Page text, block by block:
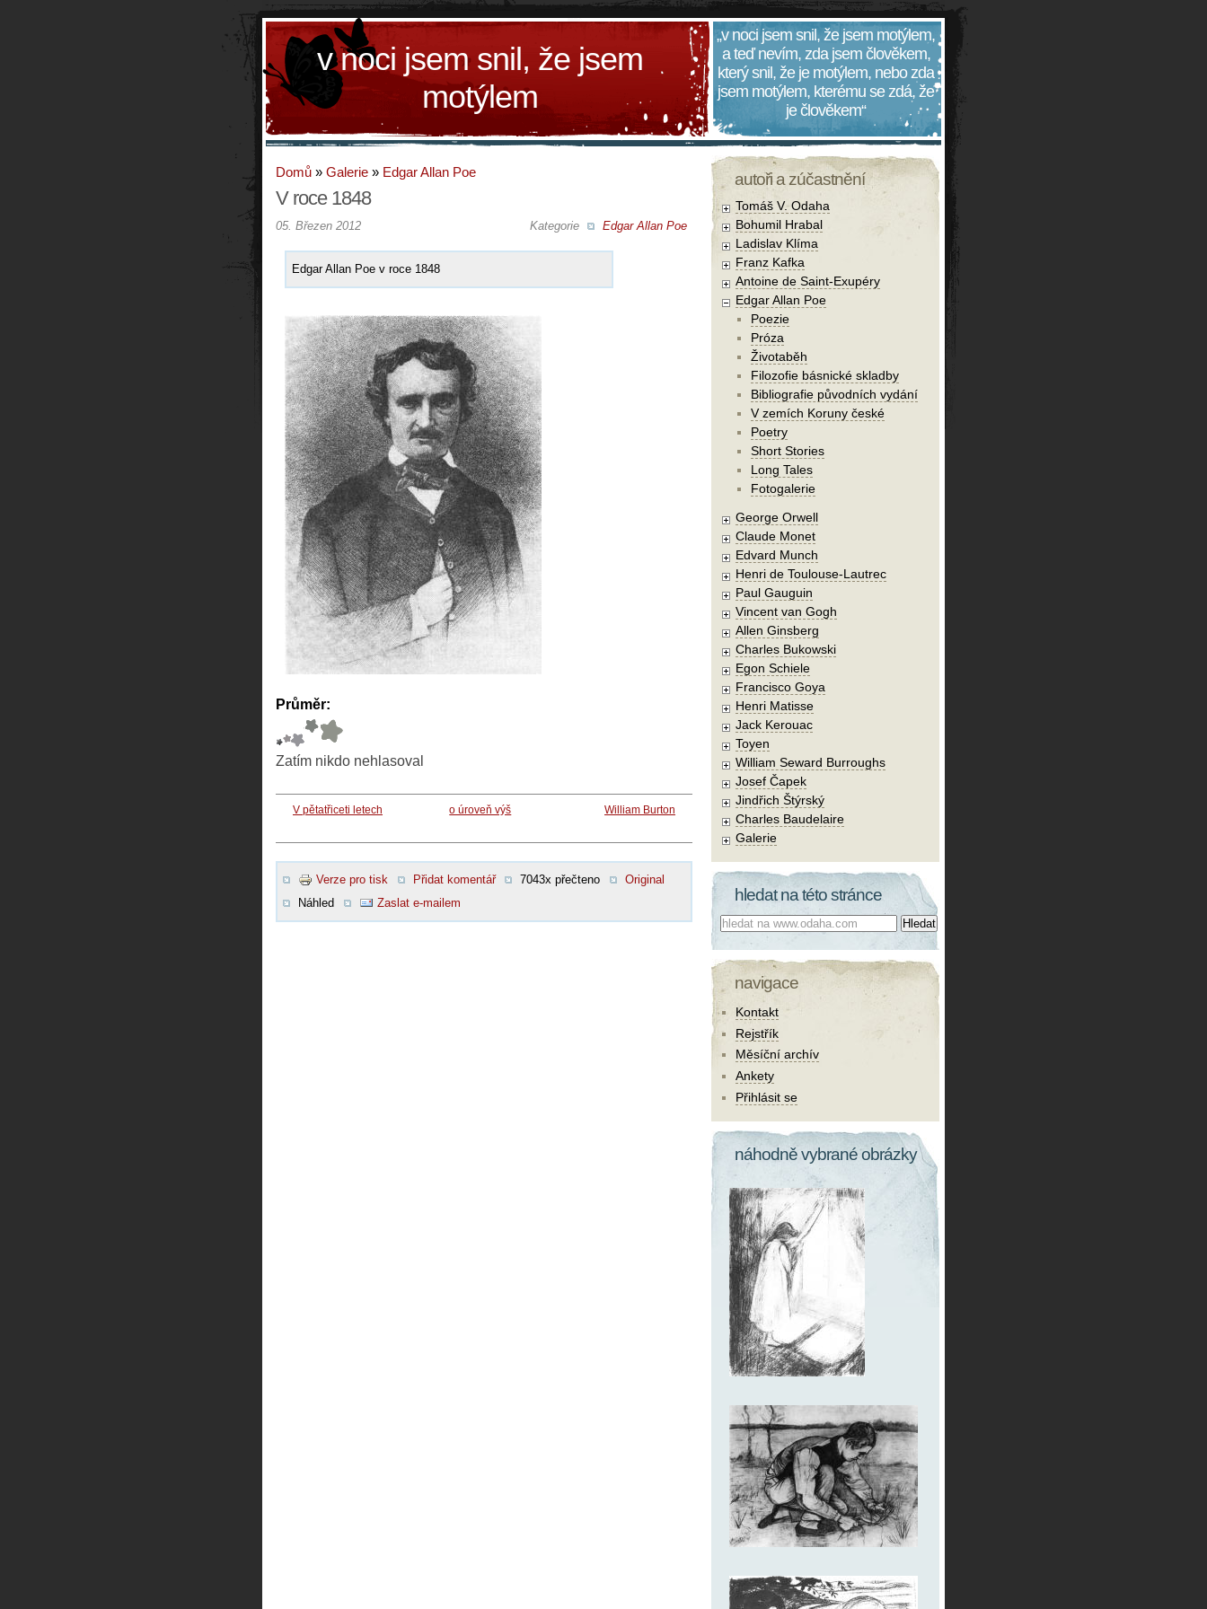
v noci jsem snil, že jsem
motýlem
„v noci jsem snil, že jsem motýlem,
a teď nevím, zda jsem člověkem,
který snil, že je motýlem, nebo zda
jsem motýlem, kterému se zdá, že
je člověkem“
Domů » Galerie » Edgar Allan Poe
V roce 1848
Kategorie Edgar Allan Poe
05. Březen 2012
Edgar Allan Poe v roce 1848
Průměr:
Zatím nikdo nehlasoval
V pětatřiceti letech o úroveň výš William Burton
Verze pro tisk Přidat komentář 7043x přečteno
Original
Náhled
Zaslat e-mailem
autoři a zúčastnění
Tomáš V. Odaha
Bohumil Hrabal
Ladislav Klíma
Franz Kafka
Antoine de Saint-Exupéry
Edgar Allan Poe
Poezie
Próza
Životaběh
Filozofie básnické skladby
Bibliografie původních vydání
V zemích Koruny české
Poetry
Short Stories
Long Tales
Fotogalerie
George Orwell
Claude Monet
Edvard Munch
Henri de Toulouse-Lautrec
Paul Gauguin
Vincent van Gogh
Allen Ginsberg
Charles Bukowski
Egon Schiele
Francisco Goya
Henri Matisse
Jack Kerouac
Toyen
William Seward Burroughs
Josef Čapek
Jindřich Štýrský
Charles Baudelaire
Galerie
hledat na této stránce
Co hledat:
navigace
Kontakt
Rejstřík
Měsíční archív
Ankety
Přihlásit se
náhodně vybrané obrázky